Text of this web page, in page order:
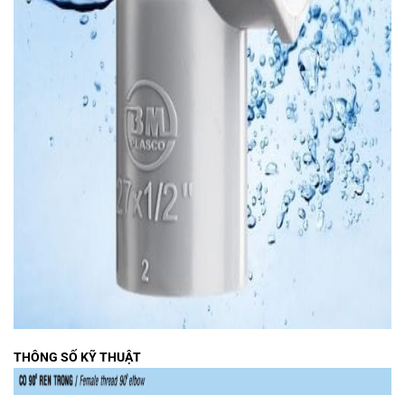
THÔNG SỐ KỸ THUẬT